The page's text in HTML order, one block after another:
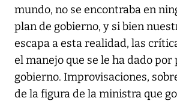
mundo, no se encontraba en
plan de gobierno, y si bien
escapa a esta realidad, las
el manejo que se le ha dado por
gobierno. Improvisaciones,
de la figura de la ministra que